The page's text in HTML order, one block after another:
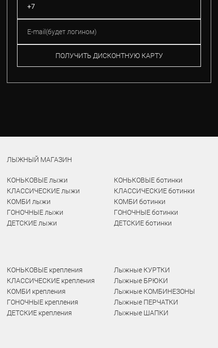
ПОЛУЧИТЬ ДИСКОНТНУЮ КАРТУ
ЛЫЖНЫЙ МАГАЗИН
КОНЬКОВЫЕ лыжи
КЛАССИЧЕСКИЕ лыжи
КОМБИ лыжи
ГОНОЧНЫЕ лыжи
ДЕТСКИЕ лыжи
КОНЬКОВЫЕ ботинки
КЛАССИЧЕСКИЕ ботинки
КОМБИ ботинки
ГОНОЧНЫЕ ботинки
ДЕТСКИЕ ботинки
КОНЬКОВЫЕ крепления
КЛАССИЧЕСКИЕ крепления
КОМБИ крепления
ГОНОЧНЫЕ крепления
ДЕТСКИЕ крепления
Лыжные КУРТКИ
Лыжные БРЮКИ
Лыжные КОМБИНЕЗОНЫ
Лыжные ПЕРЧАТКИ
Лыжные ШАПКИ